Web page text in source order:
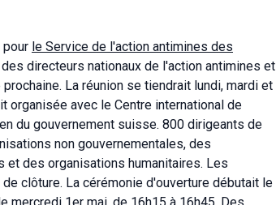
pour le Service de l'action antimines des
directeurs nationaux de l'action antimines et
La réunion se tiendrait lundi, mardi et
organisée avec le Centre international de
du gouvernement suisse. 800 dirigeants de
non gouvernementales, des
des organisations humanitaires. Les
clôture. La cérémonie d'ouverture débutait le